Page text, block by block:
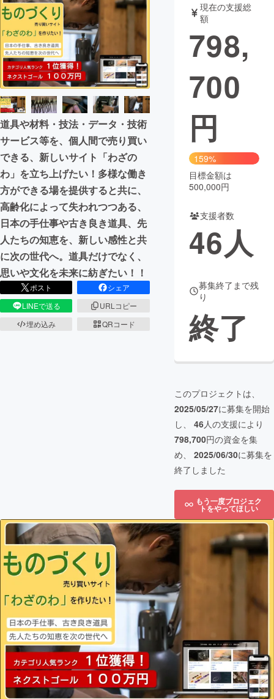
道具や材料・技法・データ・技術
サービス等を、個人間で売り買い
できる、新しいサイト「わざの
わ」を立ち上げたい！多様な働き
方ができる場を提供すると共に、
高齢化によって失われつつある、
日本の手仕事や古き良き道具、先
人たちの知恵を、新しい感性と共
に次の世代へ。道具だけでなく、
思いや文化を未来に紡ぎたい！！
ポスト
シェア
LINEで送る
URLコピー
埋め込み
QRコード
現在の支援総
額
798,
700
円
159%
目標金額は
500,000円
支援者数
46人
募集終了まで残
り
終了
このプロジェクトは、
2025/05/27に募集を開始
し、 46人の支援により
798,700円の資金を集
め、 2025/06/30に募集を
終了しました
もう一度プロジェク
トをやってほしい